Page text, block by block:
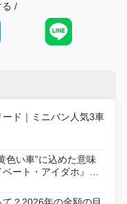
/
ド｜ミニバン人気3車
色い車”に込めた意味
ート・アイダホ』が
復活
？2026年の金額の目